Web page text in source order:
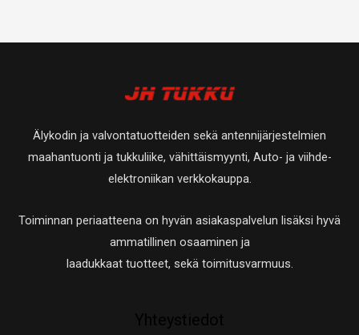
Älykodin ja valvontatuotteiden sekä antennijärjestelmien
maahantuonti ja tukkuliike, vähittäismyynti, Auto- ja viihde-
elektroniikan verkkokauppa.
Toiminnan periaatteena on hyvän asiakaspalvelun lisäksi hyvä
ammatillinen osaaminen ja
laadukkaat tuotteet, sekä toimitusvarmuus.